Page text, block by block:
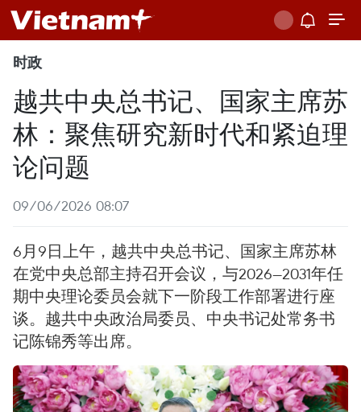
时政
越共中央总书记、国家主席苏
林：聚焦研究新时代和紧迫理
论问题
09/06/2026 08:07
6月9日上午，越共中央总书记、国家主席苏林
在党中央总部主持召开会议，与2026—2031年任
期中央理论委员会就下一阶段工作部署进行座
谈。越共中央政治局委员、中央书记处常务书
记陈锦秀等出席。